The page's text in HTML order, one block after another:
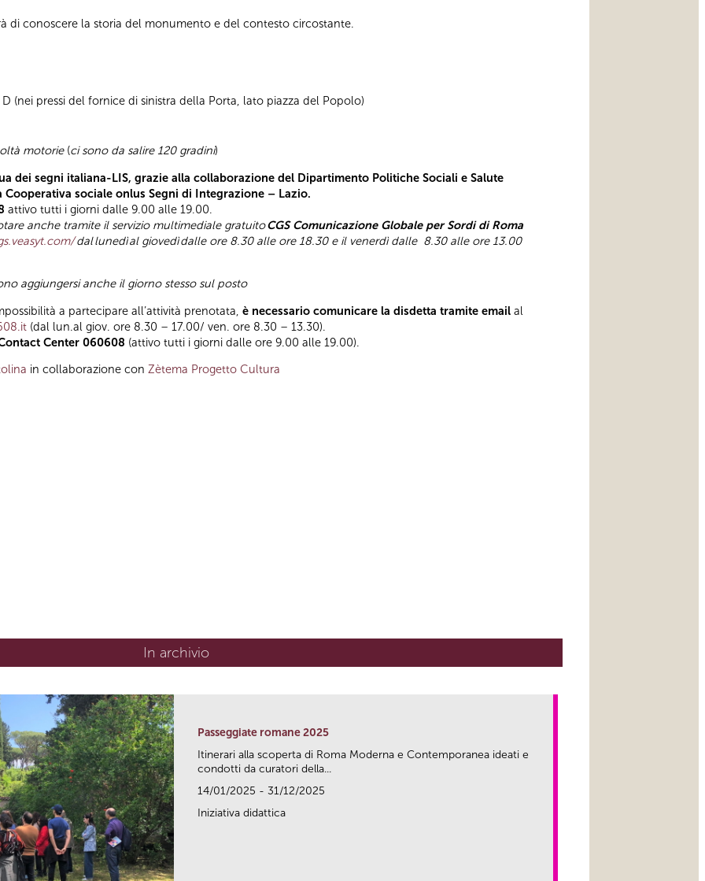
di conoscere la storia del monumento e del contesto circostante.
(nei pressi del fornice di sinistra della Porta, lato piazza del Popolo)
motorie(ci sono da salire 120 gradini)
dei segni italiana-LIS, grazie alla collaborazione del Dipartimento Politiche Sociali e Salute
Cooperativa sociale onlus Segni di Integrazione – Lazio.
attivo tutti i giorni dalle 9.00 alle 19.00.
anche tramite il servizio multimediale gratuitoCGS Comunicazione Globale per Sordi di Roma
dallunedìal giovedìdalle ore 8.30 alle ore 18.30 e il venerdì dalle 8.30 alle ore 13.00
aggiungersi anche il giorno stesso sul posto
a partecipare all’attività prenotata, è necessario comunicare la disdetta tramite email al
(dal lun.al giov. ore 8.30 – 17.00/ ven. ore 8.30 – 13.30).
Center 060608 (attivo tutti i giorni dalle ore 9.00 alle 19.00).
in collaborazione con Zètema Progetto Cultura
In archivio
Passeggiate romane 2025
Itinerari alla scoperta di Roma Moderna e Contemporanea ideati e
condotti da curatori della...
14/01/2025 - 31/12/2025
Iniziativa didattica